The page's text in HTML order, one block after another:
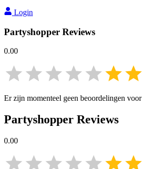
Login
Partyshopper Reviews
0.00
Er zijn momenteel geen beoordelingen voor
Partyshopper Reviews
0.00